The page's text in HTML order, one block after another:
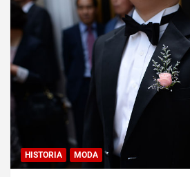
HISTORIA MODA